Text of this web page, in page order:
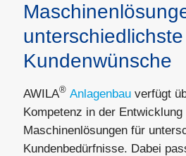
unterschiedlichste
Kundenwünsche
AWILA® Anlagenbau verfügt
Kompetenz in der
Maschinenlösungen für
Kundenbedürfnisse. Dabei